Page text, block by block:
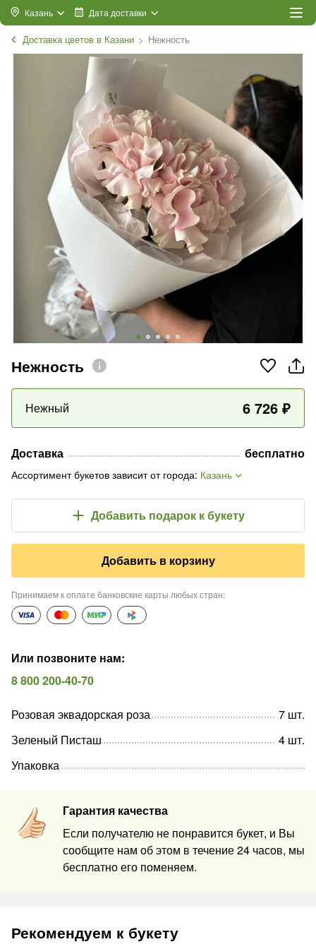
Казань Дата доставки
Доставка цветов в Казани Нежность
Нежность
Нежный 6 726 ₽
Доставка бесплатно
Ассортимент букетов зависит от города: Казань
Добавить подарок к букету
Добавить в корзину
Принимаем к оплате банковские карты любых стран:
Или позвоните нам:
8 800 200-40-70
Гарантия качества
Если получателю не понравится букет, и Вы
сообщите нам об этом в течение 24 часов, мы
бесплатно его поменяем.
Розовая эквадорская роза 7 шт.
Зеленый Писташ
4 шт.
Упаковка
Рекомендуем к букету